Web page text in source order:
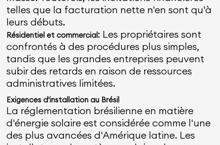
telles que la facturation nette n'en sont qu'à
leurs débuts.
Résidentiel et commercial: Les propriétaires sont
confrontés à des procédures plus simples,
tandis que les grandes entreprises peuvent
subir des retards en raison de ressources
administratives limitées.
Exigences d'installation au Brésil
La réglementation brésilienne en matière
d'énergie solaire est considérée comme l'une
des plus avancées d'Amérique latine. Les